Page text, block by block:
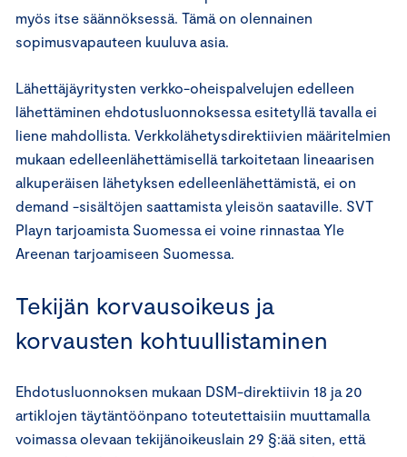
myös itse säännöksessä. Tämä on olennainen
sopimusvapauteen kuuluva asia.
Lähettäjäyritysten verkko-oheispalvelujen edelleen
lähettäminen ehdotusluonnoksessa esitetyllä tavalla ei
liene mahdollista. Verkkolähetysdirektiivien määritelmien
mukaan edelleenlähettämisellä tarkoitetaan lineaarisen
alkuperäisen lähetyksen edelleenlähettämistä, ei on
demand -sisältöjen saattamista yleisön saataville. SVT
Playn tarjoamista Suomessa ei voine rinnastaa Yle
Areenan tarjoamiseen Suomessa.
Tekijän korvausoikeus ja
korvausten kohtuullistaminen
Ehdotusluonnoksen mukaan DSM-direktiivin 18 ja 20
artiklojen täytäntöönpano toteutettaisiin muuttamalla
voimassa olevaan tekijänoikeuslain 29 §:ää siten, että